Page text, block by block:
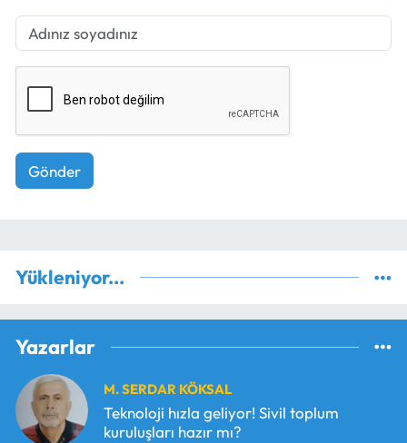
Gönder
Yükleniyor...
Yazarlar
M. SERDAR KÖKSAL
Teknoloji hızla geliyor! Sivil toplum
kuruluşları hazır mı?